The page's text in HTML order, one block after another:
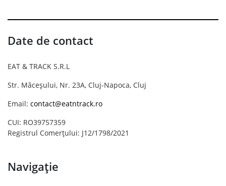
Date de contact
EAT & TRACK S.R.L
Str. Măceșului, Nr. 23A, Cluj-Napoca, Cluj
Email: contact@eatntrack.ro
CUI: RO39757359
Registrul Comerțului: J12/1798/2021
Navigație